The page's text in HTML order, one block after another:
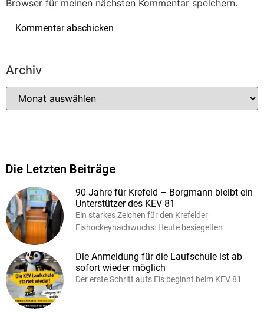
Browser für meinen nächsten Kommentar speichern.
Archiv
Die Letzten Beiträge
90 Jahre für Krefeld – Borgmann bleibt ein
Unterstützer des KEV 81
Ein starkes Zeichen für den Krefelder
Eishockeynachwuchs: Heute besiegelten
Die Anmeldung für die Laufschule ist ab
sofort wieder möglich
Der erste Schritt aufs Eis beginnt beim KEV 81